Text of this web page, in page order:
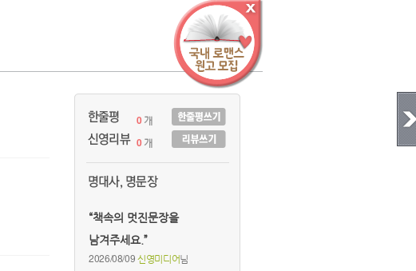
0개
0개
“책속의 멋진문장을
남겨주세요.”
2026/08/09신영미디어님